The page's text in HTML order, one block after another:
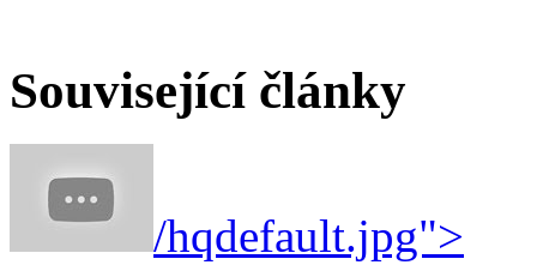
Související články
/hqdefault.jpg">